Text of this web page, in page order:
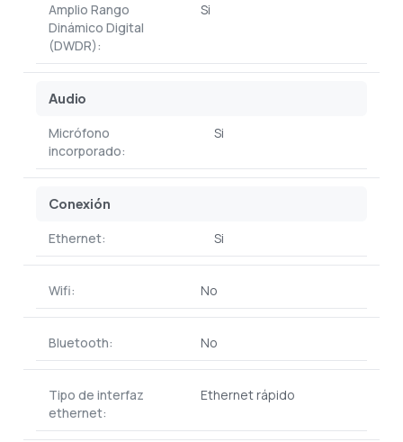
Amplio Rango
Dinámico Digital
(DWDR):
Si
Audio
Micrófono
incorporado:
Si
Conexión
Ethernet: Si
Wifi: No
Bluetooth: No
Tipo de interfaz
ethernet:
Ethernet rápido